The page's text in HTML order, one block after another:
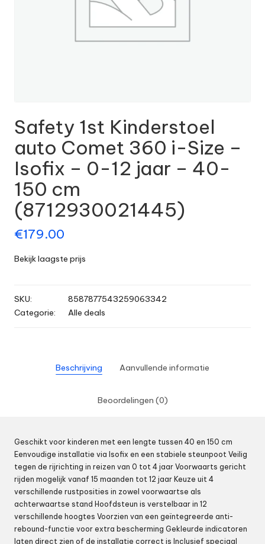
Safety 1st Kinderstoel
auto Comet 360 i-Size –
Isofix – 0-12 jaar – 40-
150 cm
(8712930021445)
€179.00
Bekijk laagste prijs
SKU:
8587877543259063342
Categorie:
Alle deals
Beschrijving Aanvullende informatie
Beoordelingen (0)
Geschikt voor kinderen met een lengte tussen 40 en 150 cm
Eenvoudige installatie via Isofix en een stabiele steunpoot Veilig
tegen de rijrichting in reizen van 0 tot 4 jaar Voorwaarts gericht
rijden mogelijk vanaf 15 maanden tot 12 jaar Keuze uit 4
verschillende rustposities in zowel voorwaartse als
achterwaartse stand Hoofdsteun is verstelbaar in 12
verschillende hoogtes Voorzien van een geïntegreerde anti-
rebound-functie voor extra bescherming Gekleurde indicatoren
laten direct zien of de installatie correct is Inclusief speciaal